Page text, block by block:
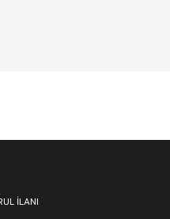
İLANI